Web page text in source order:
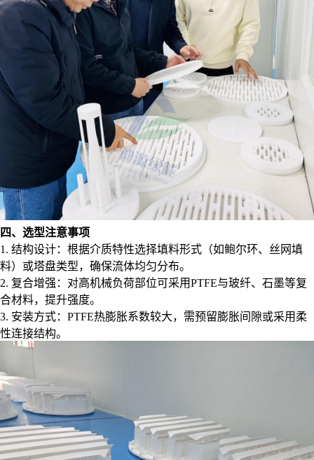
四、选型注意事项
1. 结构设计：根据介质特性选择填料形式（如鲍尔环、丝网填
料）或塔盘类型，确保流体均匀分布。
2. 复合增强：对高机械负荷部位可采用PTFE与玻纤、石墨等复
合材料，提升强度。
3. 安装方式：PTFE热膨胀系数较大，需预留膨胀间隙或采用柔
性连接结构。